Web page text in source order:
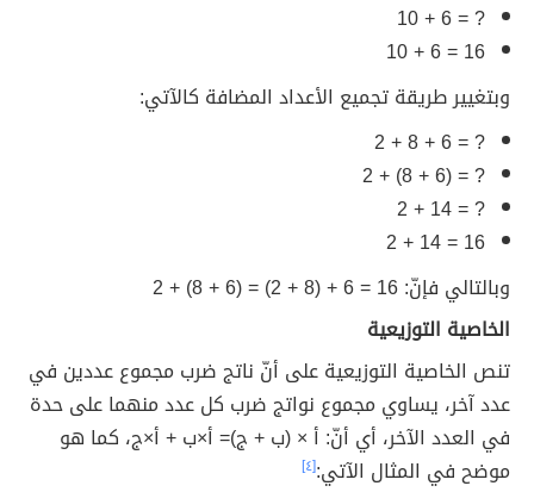
? = 6 + 10
16 = 6 + 10
وبتغيير طريقة تجميع الأعداد المضافة كالآتي:
? = 6 + 8 + 2
? = (6 + 8) + 2
? = 14 + 2
16 = 14 + 2
وبالتالي فإنّ: 16 = 6 + (8 + 2) = (6 + 8) + 2
الخاصية التوزيعية
تنص الخاصية التوزيعية على أنّ ناتج ضرب مجموع عددين في
عدد آخر، يساوي مجموع نواتج ضرب كل عدد منهما على حدة
في العدد الآخر، أي أنّ: أ × (ب + ج)= أ×ب + أ×ج، كما هو
موضح في المثال الآتي:[٤]